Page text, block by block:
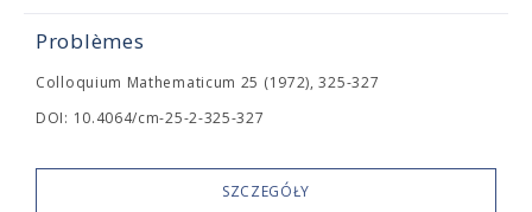
Problèmes
Colloquium Mathematicum 25 (1972), 325-327
DOI: 10.4064/cm-25-2-325-327
SZCZEGÓŁY